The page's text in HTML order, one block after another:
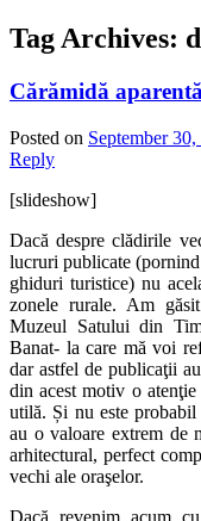
Tag Archives:
Cărămidă
Posted on September 30,
Reply
[slideshow]
Dacă despre clădirile
lucruri publicate
ghiduri turistice) nu
zonele rurale. Am
Muzeul Satului din
Banat- la care mă voi
dar astfel de publicaţii
din acest motiv o
utilă. Și nu este probabil
au o valoare extrem de
arhitectural, perfect
vechi ale oraşelor.
Dacă revenim acum